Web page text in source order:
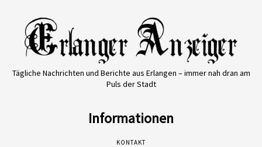
Tägliche Nachrichten und Berichte aus Erlangen – immer nah dran am
Puls der Stadt
Informationen
KONTAKT